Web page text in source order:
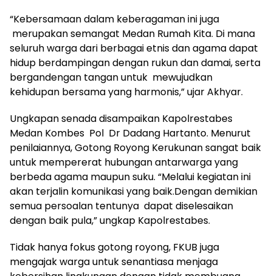
“Kebersamaan dalam keberagaman ini juga
merupakan semangat Medan Rumah Kita. Di mana
seluruh warga dari berbagai etnis dan agama dapat
hidup berdampingan dengan rukun dan damai, serta
bergandengan tangan untuk mewujudkan
kehidupan bersama yang harmonis,” ujar Akhyar.
Ungkapan senada disampaikan Kapolrestabes
Medan Kombes Pol Dr Dadang Hartanto. Menurut
penilaiannya, Gotong Royong Kerukunan sangat baik
untuk mempererat hubungan antarwarga yang
berbeda agama maupun suku. “Melalui kegiatan ini
akan terjalin komunikasi yang baik.Dengan demikian
semua persoalan tentunya dapat diselesaikan
dengan baik pula,” ungkap Kapolrestabes.
Tidak hanya fokus gotong royong, FKUB juga
mengajak warga untuk senantiasa menjaga